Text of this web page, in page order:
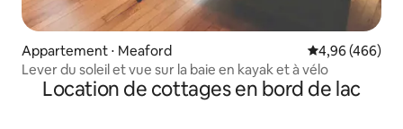
Appartement ⋅ Meaford Évaluation
4,96 (466)
Lever du soleil et vue sur la baie en kayak et à vélo
Location de cottages en bord de lac